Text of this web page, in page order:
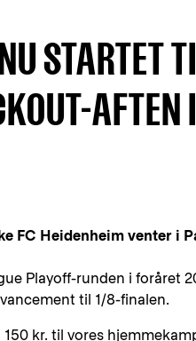
STARTET
AFTEN
FC Heidenheim venter i
Playoff-runden i foråret
til 1/8-finalen.
kr. til vores